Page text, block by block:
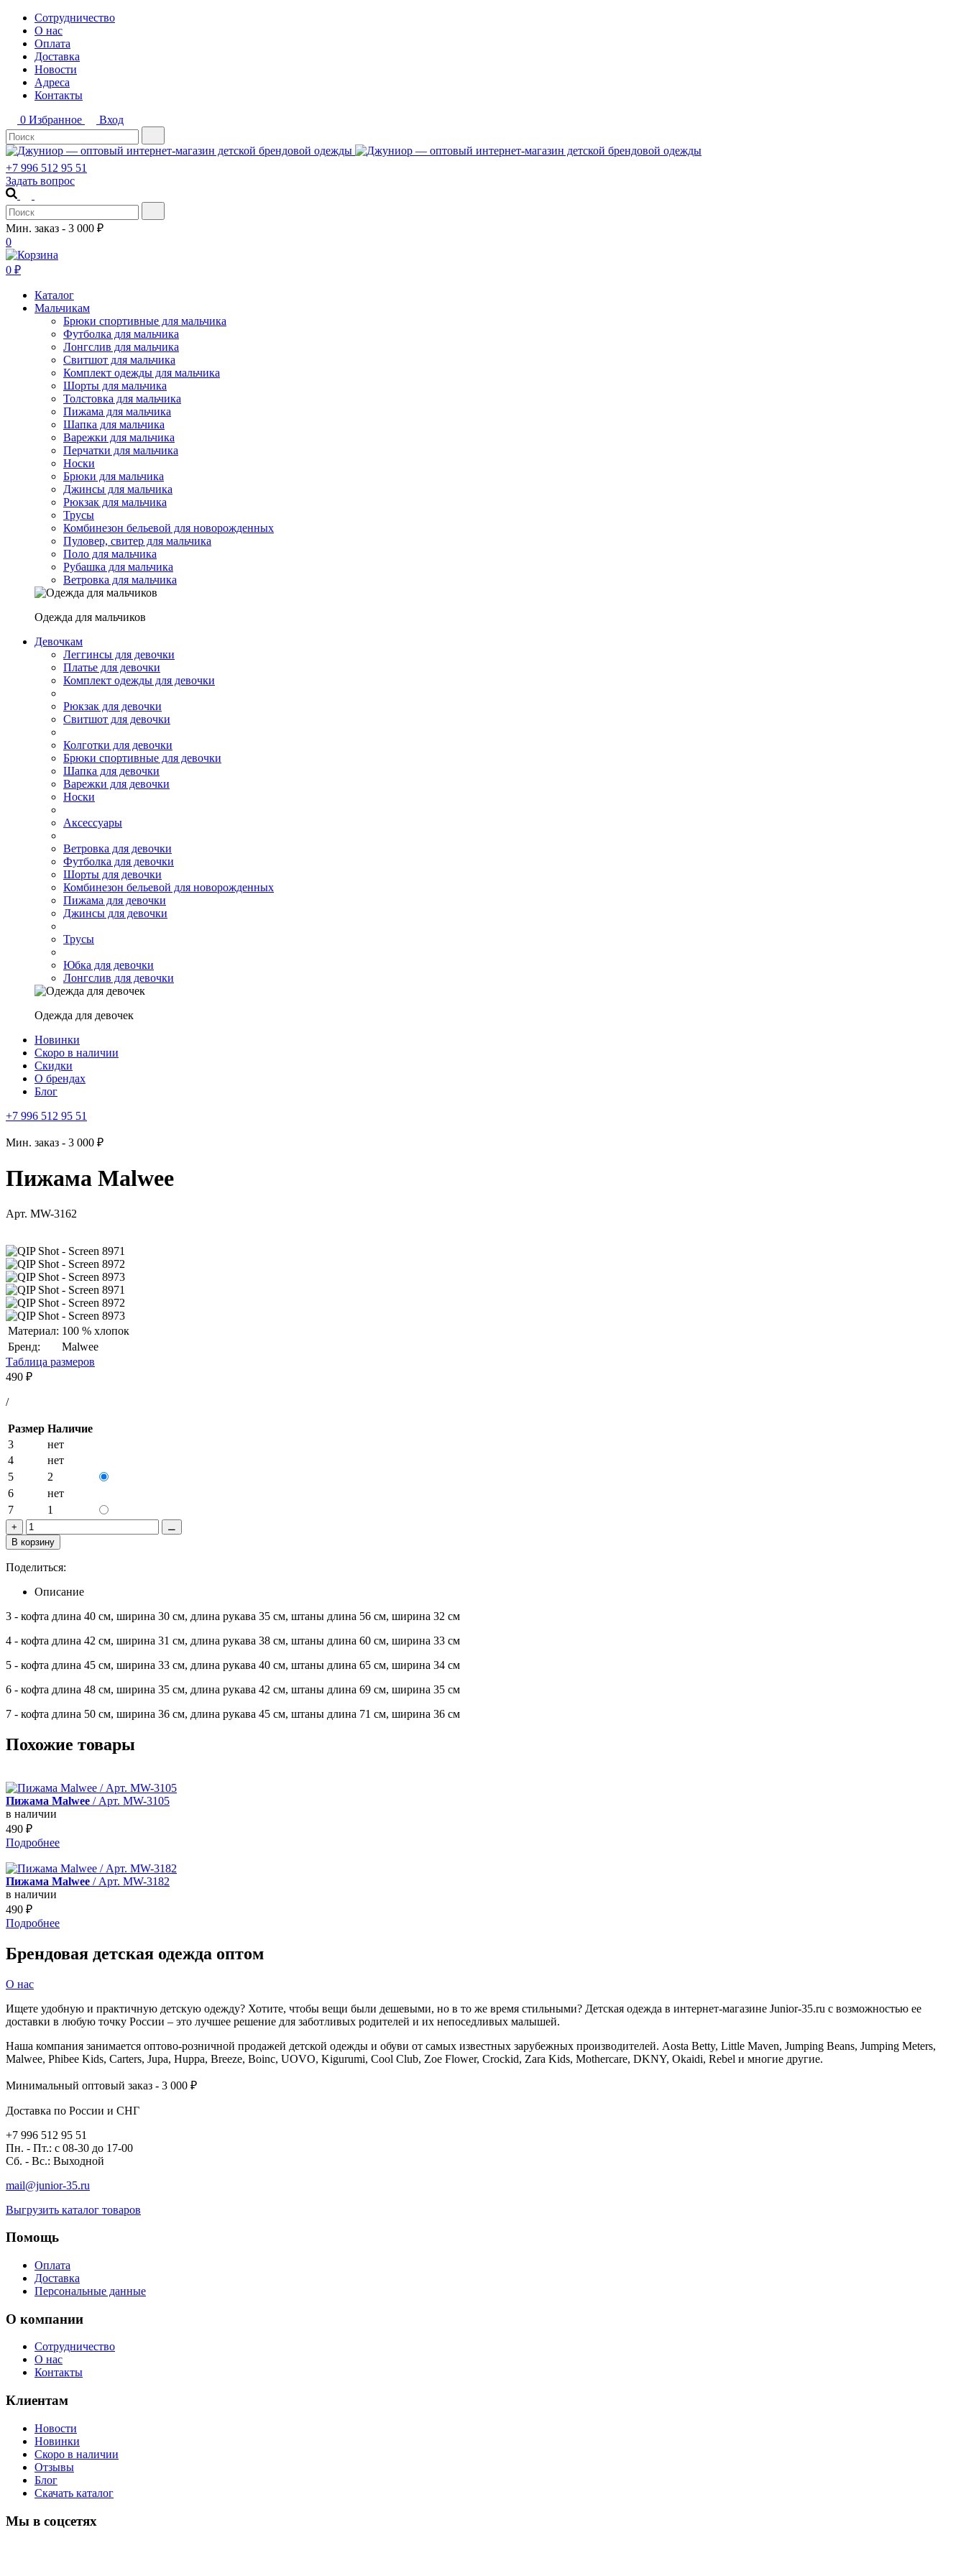
Сотрудничество
О нас
Оплата
Доставка
Новости
Адреса
Контакты
0 Избранное Вход
+7 996 512 95 51
Задать вопрос
Мин. заказ - 3 000 ₽
0
0 ₽
Каталог
Мальчикам
Брюки спортивные для мальчика
Футболка для мальчика
Лонгслив для мальчика
Свитшот для мальчика
Комплект одежды для мальчика
Шорты для мальчика
Толстовка для мальчика
Пижама для мальчика
Шапка для мальчика
Варежки для мальчика
Перчатки для мальчика
Носки
Брюки для мальчика
Джинсы для мальчика
Рюкзак для мальчика
Трусы
Комбинезон бельевой для новорожденных
Пуловер, свитер для мальчика
Поло для мальчика
Рубашка для мальчика
Ветровка для мальчика
Одежда для мальчиков
Девочкам
Леггинсы для девочки
Платье для девочки
Комплект одежды для девочки
Рюкзак для девочки
Свитшот для девочки
Колготки для девочки
Брюки спортивные для девочки
Шапка для девочки
Варежки для девочки
Носки
Аксессуары
Ветровка для девочки
Футболка для девочки
Шорты для девочки
Комбинезон бельевой для новорожденных
Пижама для девочки
Джинсы для девочки
Трусы
Юбка для девочки
Лонгслив для девочки
Одежда для девочек
Новинки
Скоро в наличии
Скидки
О брендах
Блог
+7 996 512 95 51
Мин. заказ - 3 000 ₽
Пижама Malwee
Арт. MW-3162
Материал: 100 % хлопок
Бренд:
Malwee
Таблица размеров
490 ₽
/
Размер Наличие
3
нет
4
нет
5
2
6
нет
7
1
+
⚊
В корзину
Поделиться:
Описание
3 - кофта длина 40 см, ширина 30 см, длина рукава 35 см, штаны длина 56 см, ширина 32 см
4 - кофта длина 42 см, ширина 31 см, длина рукава 38 см, штаны длина 60 см, ширина 33 см
5 - кофта длина 45 см, ширина 33 см, длина рукава 40 см, штаны длина 65 см, ширина 34 см
6 - кофта длина 48 см, ширина 35 см, длина рукава 42 см, штаны длина 69 см, ширина 35 см
7 - кофта длина 50 см, ширина 36 см, длина рукава 45 см, штаны длина 71 см, ширина 36 см
Похожие товары
Пижама Malwee / Арт. MW-3105
в наличии
490 ₽
Подробнее
Пижама Malwee / Арт. MW-3182
в наличии
490 ₽
Подробнее
Брендовая детская одежда оптом
О нас
Ищете удобную и практичную детскую одежду? Хотите, чтобы вещи были дешевыми, но в то же время стильными? Детская одежда в интернет-магазине Junior-35.ru с возможностью ее
доставки в любую точку России – это лучшее решение для заботливых родителей и их непоседливых малышей.
Наша компания занимается оптово-розничной продажей детской одежды и обуви от самых известных зарубежных производителей. Aosta Betty, Little Maven, Jumping Beans, Jumping Meters,
Malwee, Phibee Kids, Carters, Jupa, Huppa, Breeze, Boinc, UOVO, Kigurumi, Cool Club, Zoe Flower, Crockid, Zara Kids, Mothercare, DKNY, Okaidi, Rebel и многие другие.
Минимальный оптовый заказ - 3 000 ₽
Доставка по России и СНГ
+7 996 512 95 51
Пн. - Пт.: с 08-30 до 17-00
Сб. - Вс.: Выходной
mail@junior-35.ru
Выгрузить каталог товаров
Помощь
Оплата
Доставка
Персональные данные
О компании
Сотрудничество
О нас
Контакты
Клиентам
Новости
Новинки
Скоро в наличии
Отзывы
Блог
Скачать каталог
Мы в соцсетях